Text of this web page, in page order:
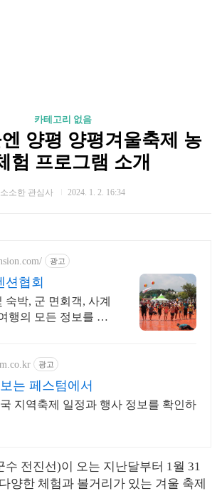
카테고리 없음
엔 양평 양평겨울축제 농
험 프로그램 소개
소소한 관심사 2024. 1. 2. 16:34
광고
션협회
숙박, 군 면회객, 사계
행의 모든 정보를 한
광고
는 페스텀에서
지역축제 일정과 행사 정보를 확인하
수 전진선)이 오는 지난달부터 1월 31
양한 체험과 볼거리가 있는 겨울 축제